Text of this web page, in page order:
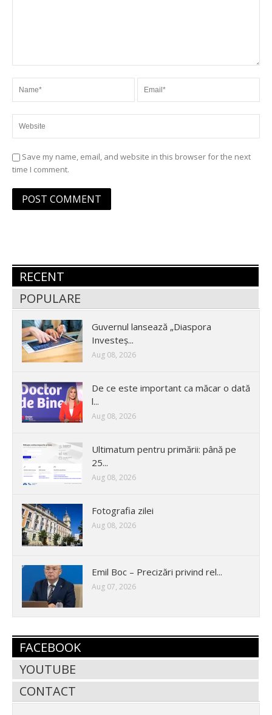
Save my name, email, and website in this browser for the next
time I comment.
RECENT
POPULARE
Guvernul lansează „Diaspora
Investeș...
Aug 08, 2026
De ce este important ca măcar o dată
l...
Aug 08, 2026
Ultimatum pentru primării: până pe
25...
Aug 08, 2026
Fotografia zilei
Aug 08, 2026
Emil Boc – Precizări privind rel...
Aug 07, 2026
FACEBOOK
YOUTUBE
CONTACT